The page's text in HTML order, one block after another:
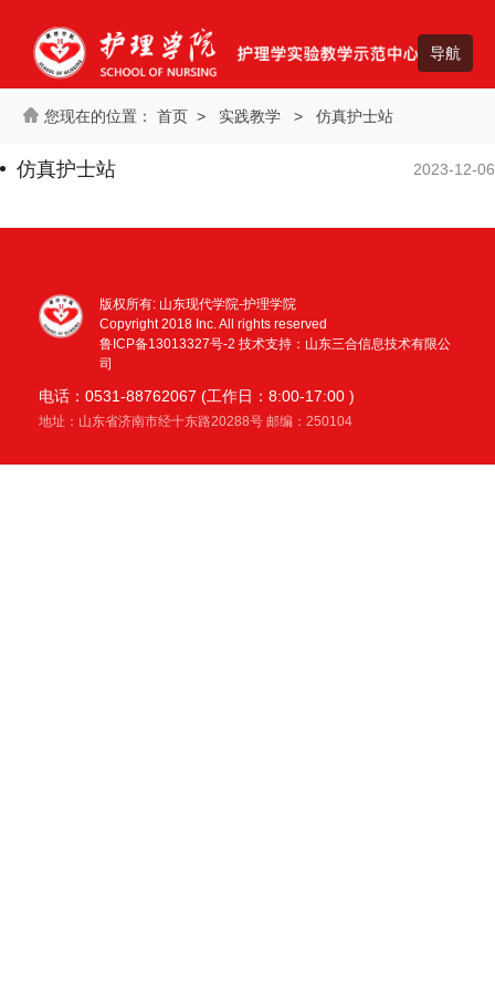
首页 > 实践教学 > 仿真护士站
仿真护士站 2023-12-06
版权所有: 山东现代学院-护理学院
Copyright 2018 Inc. All rights reserved
鲁ICP备13013327号-2 技术支持：山东三合信息技术有限公
司
电话：0531-88762067 (工作日：8:00-17:00 )
地址：山东省济南市经十东路20288号 邮编：250104